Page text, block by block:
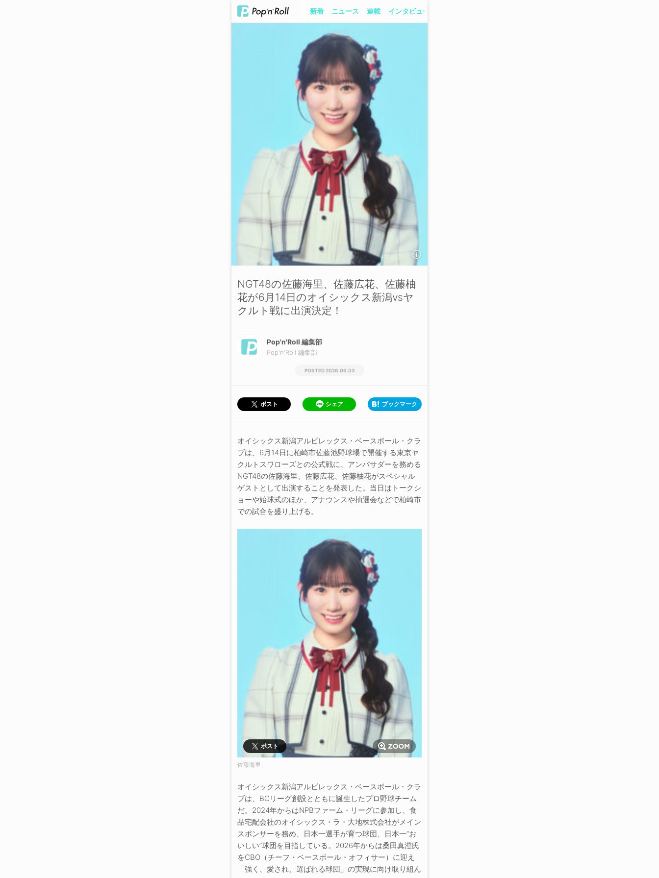
新着 ニュース 連載 インタビュー
NGT48の佐藤海里、佐藤広花、佐藤柚
花が6月14日のオイシックス新潟vsヤ
クルト戦に出演決定！
Pop'n'Roll 編集部
Pop'n'Roll 編集部
2026.06.03
ポスト シェア ブックマーク
オイシックス新潟アルビレックス・ベースボール・クラ
ブは、6月14日に柏崎市佐藤池野球場で開催する東京ヤ
クルトスワローズとの公式戦に、アンバサダーを務める
NGT48の佐藤海里、佐藤広花、佐藤柚花がスペシャル
ゲストとして出演することを発表した。当日はトークシ
ョーや始球式のほか、アナウンスや抽選会などで柏崎市
での試合を盛り上げる。
ポスト
佐藤海里
オイシックス新潟アルビレックス・ベースボール・クラ
ブは、BCリーグ創設とともに誕生したプロ野球チーム
だ。2024年からはNPBファーム・リーグに参加し、食
品宅配会社のオイシックス・ラ・大地株式会社がメイン
スポンサーを務め、日本一選手が育つ球団、日本一“お
いしい”球団を目指している。2026年からは桑田真澄氏
をCBO（チーフ・ベースボール・オフィサー）に迎え
「強く、愛され、選ばれる球団」の実現に向け取り組ん